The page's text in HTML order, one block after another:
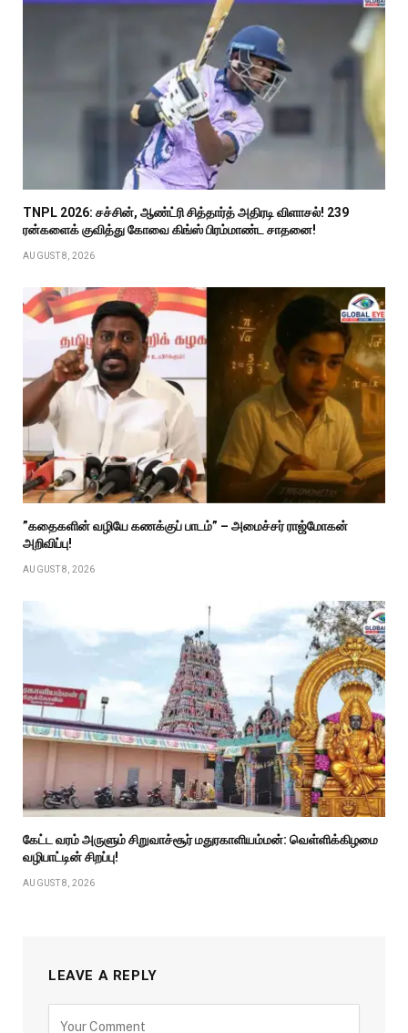
TNPL 2026: சச்சின், ஆண்ட்ரி சித்தார்த் அதிரடி விளாசல்! 239
ரன்களைக் குவித்து கோவை கிங்ஸ் பிரம்மாண்ட சாதனை!
AUGUST 8, 2026
”கதைகளின் வழியே கணக்குப் பாடம்” – அமைச்சர் ராஜ்மோகன்
அறிவிப்பு!
AUGUST 8, 2026
கேட்ட வரம் அருளும் சிறுவாச்சூர் மதுரகாளியம்மன்: வெள்ளிக்கிழமை
வழிபாட்டின் சிறப்பு!
AUGUST 8, 2026
LEAVE A REPLY